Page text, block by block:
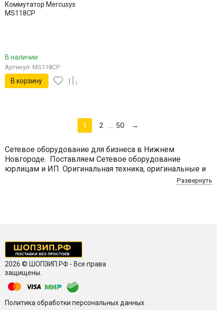
Коммутатор Mercusys
MS118CP
В наличии
Артикул: MS118CP
В корзину
1 2 50 →
Сетевое оборудование для бизнеса в Нижнем
Новгороде. Поставляем Сетевое оборудование
юрлицам и ИП. Оригинальная техника, оригинальные и
совместимые расходники. Работаем за безналичный
Развернуть
2026 © ШОПЗИП.РФ - Все права
защищены.
Политика обработки персональных данных